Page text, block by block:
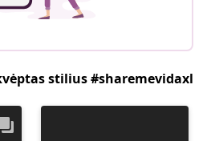
stilius #sharemevidaxl